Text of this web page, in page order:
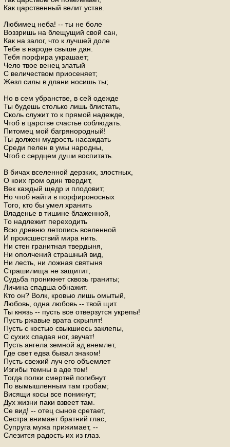
Как царственный велит устав.
Любимец неба! -- ты не боле
Воззришь на блещущий свой сан,
Как на залог, что к лучшей доле
Тебе в народе свыше дан.
Тебя порфира украшает;
Чело твое венец златый
С величеством приосеняет;
Жезл силы в длани носишь ты;
Но в сем убранстве, в сей одежде
Ты будешь столько лишь блистать,
Сколь служит то к прямой надежде,
Чтоб в царстве счастье соблюдать.
Питомец мой багрянородный!
Ты должен мудрость насаждать
Среди пелен в умы народны,
Чтоб с сердцем души воспитать.
В бичах вселенной дерзких, злостных,
О коих гром один твердит,
Век каждый щедр и плодовит;
Но чтоб найти в порфироносных
Того, кто бы умел хранить
Владенье в тишине блаженной,
То надлежит переходить
Всю древню летопись вселенной
И происшествий мира нить.
Ни стен гранитная твердыня,
Ни ополчений страшный вид,
Ни лесть, ни ложная святыня
Страшилища не защитит;
Судьба проникнет сквозь граниты;
Личина спадша обнажит.
Кто он? Волк, кровью лишь омытый,
Любовь, одна любовь -- твой щит.
Ты князь -- пусть все отверзутся укрепы!
Пусть ржавые врата скрыпят!
Пусть с костью свыкшиесь заклепы,
С сухих спадая ног, звучат!
Пусть ангела земной ад внемлет,
Где свет едва бывал знаком!
Пусть свежий луч его объемлет
Изгибы темны в аде том!
Тогда полки смертей погибнут
По вымышленным там гробам;
Висящи косы все поникнут;
Дух жизни паки взвеет там.
Се вид! -- отец сынов сретает,
Сестра внимает братний глас,
Супруга мужа прижимает, --
Слезится радость их из глаз.